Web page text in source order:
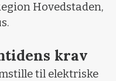
Hovedstaden,
krav
til elektriske